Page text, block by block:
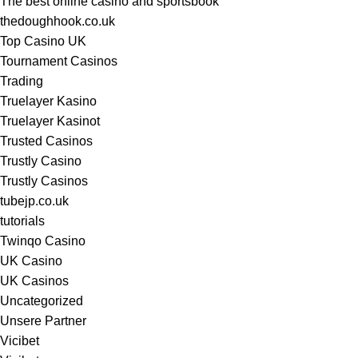
thedoughhook.co.uk
Top Casino UK
Tournament Casinos
Trading
Truelayer Kasino
Truelayer Kasinot
Trusted Casinos
Trustly Casino
Trustly Casinos
tubejp.co.uk
tutorials
Twinqo Casino
UK Casino
UK Casinos
Uncategorized
Unsere Partner
Vicibet